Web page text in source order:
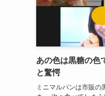
あの色は黒糖の色
と驚愕
ミニマルパンは市販の